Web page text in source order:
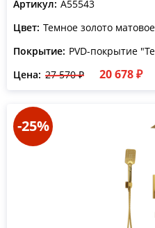
Артикул: A55543
Цвет: Темное золото матовое
Покрытие: PVD-покрытие
Цена: 27 570 ₽ 20 678 ₽
-25%